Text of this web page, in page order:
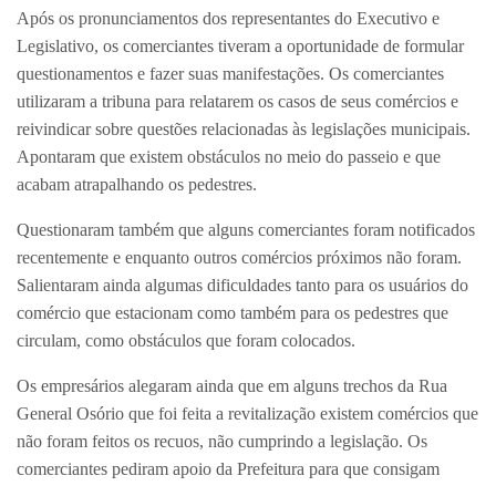
Após os pronunciamentos dos representantes do Executivo e
Legislativo, os comerciantes tiveram a oportunidade de formular
questionamentos e fazer suas manifestações. Os comerciantes
utilizaram a tribuna para relatarem os casos de seus comércios e
reivindicar sobre questões relacionadas às legislações municipais.
Apontaram que existem obstáculos no meio do passeio e que
acabam atrapalhando os pedestres.
Questionaram também que alguns comerciantes foram notificados
recentemente e enquanto outros comércios próximos não foram.
Salientaram ainda algumas dificuldades tanto para os usuários do
comércio que estacionam como também para os pedestres que
circulam, como obstáculos que foram colocados.
Os empresários alegaram ainda que em alguns trechos da Rua
General Osório que foi feita a revitalização existem comércios que
não foram feitos os recuos, não cumprindo a legislação. Os
comerciantes pediram apoio da Prefeitura para que consigam